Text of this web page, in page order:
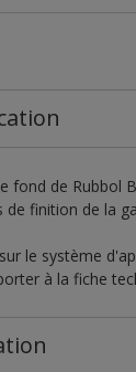
fond de Rubbol
finition de la
le système
à la fiche